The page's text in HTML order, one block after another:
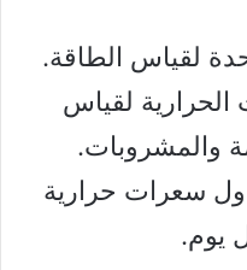
لقياس الطاقة.
لقياس
والمشروبات.
سعرات حرارية
يوم.